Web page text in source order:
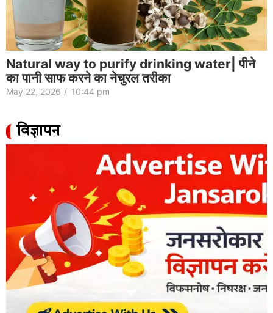
Natural way to purify drinking water| पीने
का पानी साफ करने का नेचुरल तरीका
May 22, 2026 / 10:44 pm
विज्ञापन